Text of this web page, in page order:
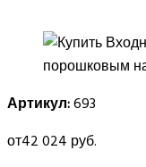
Артикул:693
от42 024 руб.